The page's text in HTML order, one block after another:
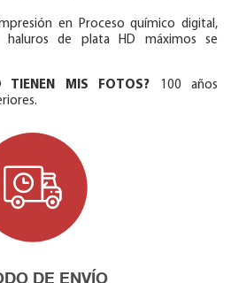
en Proceso químico digital,
haluros de plata HD máximos se
TIENEN MIS FOTOS? 100 años
DE ENVÍO